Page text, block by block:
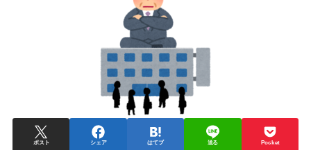
ポスト シェア はてブ 送る Pocket